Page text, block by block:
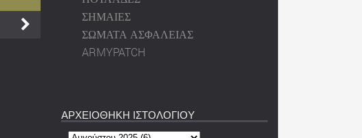
ΣΗΜΑΙΕΣ
ΣΩΜΑΤΑ ΑΣΦΑΛΕΙΑΣ
ARMYPATCH
ΑΡΧΕΙΟΘΗΚΗ ΙΣΤΟΛΟΓΙΟΥ